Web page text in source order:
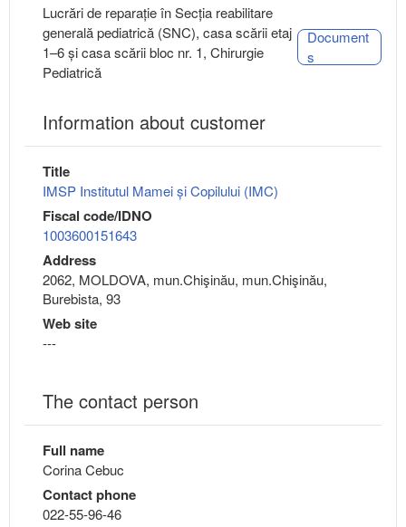
Lucrări de reparație în Secția reabilitare
generală pediatrică (SNC), casa scării etaj
1–6 și casa scării bloc nr. 1, Chirurgie
Pediatrică
Document
s
Information about customer
Title
IMSP Institutul Mamei și Copilului (IMC)
Fiscal code/IDNO
1003600151643
Address
2062, MOLDOVA, mun.Chişinău, mun.Chişinău,
Burebista, 93
Web site
---
The contact person
Full name
Corina Cebuc
Contact phone
022-55-96-46